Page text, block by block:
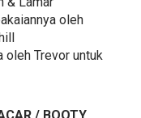
oleh
oleh Trevor untuk